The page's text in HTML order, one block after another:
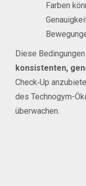
Farben
Diese
konsistenten,
Check‑Up
des Technogym-
überwachen.